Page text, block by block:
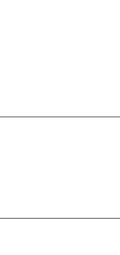
שירות לקוחות